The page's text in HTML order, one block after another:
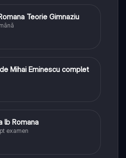
Teorie Gimnaziu
Mihai Eminescu complet
lb Romana
examen